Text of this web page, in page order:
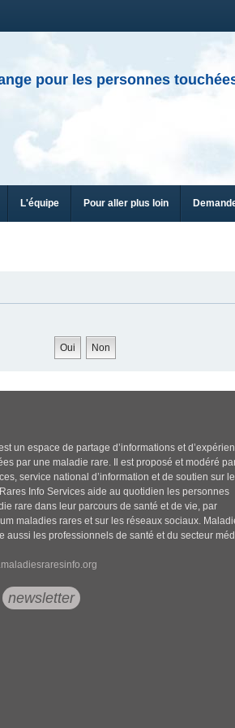
pour les personnes
L'équipe Pour aller plus loin
un espace de partage d’informations et
par une maladie rare. Il est proposé et modéré
service national d’information et de soutien sur
Info Services aide au quotidien les personnes
rare dans leur parcours de santé et de vie, par
maladies rares et sur les réseaux sociaux.
aussi les professionnels de santé et du secteur
newsletter